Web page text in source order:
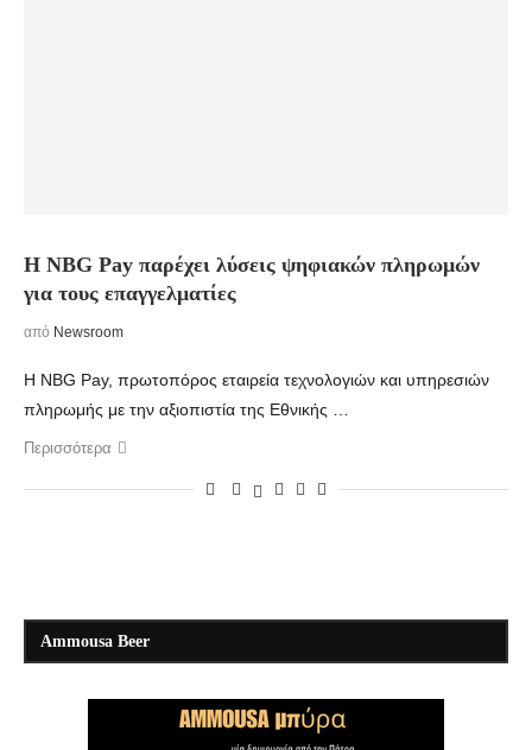
H NBG Pay παρέχει λύσεις ψηφιακών πληρωμών
για τους επαγγελματίες
από Newsroom
H NBG Pay, πρωτοπόρος εταιρεία τεχνολογιών και υπηρεσιών
πληρωμής με την αξιοπιστία της Εθνικής …
Περισσότερα
Ammousa Beer